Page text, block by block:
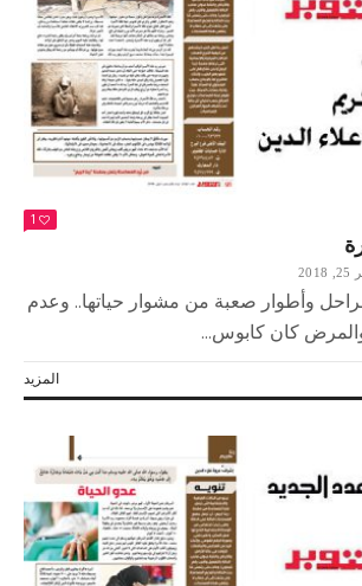
1
وأطوار صعبة من مشوار حياتها.. وعدم
كان كابوس...
المزيد